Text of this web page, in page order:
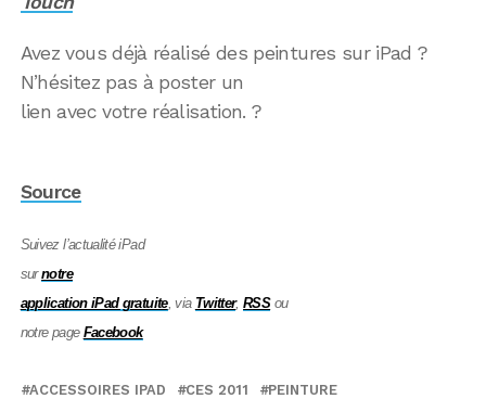
Avez vous déjà réalisé des peintures sur iPad ?
N’hésitez pas à poster un
lien avec votre réalisation. ?
Source
Suivez l’actualité iPad
surnotre
application iPad gratuite, via Twitter,RSSou
notre page Facebook
ACCESSOIRES IPAD CES 2011 PEINTURE